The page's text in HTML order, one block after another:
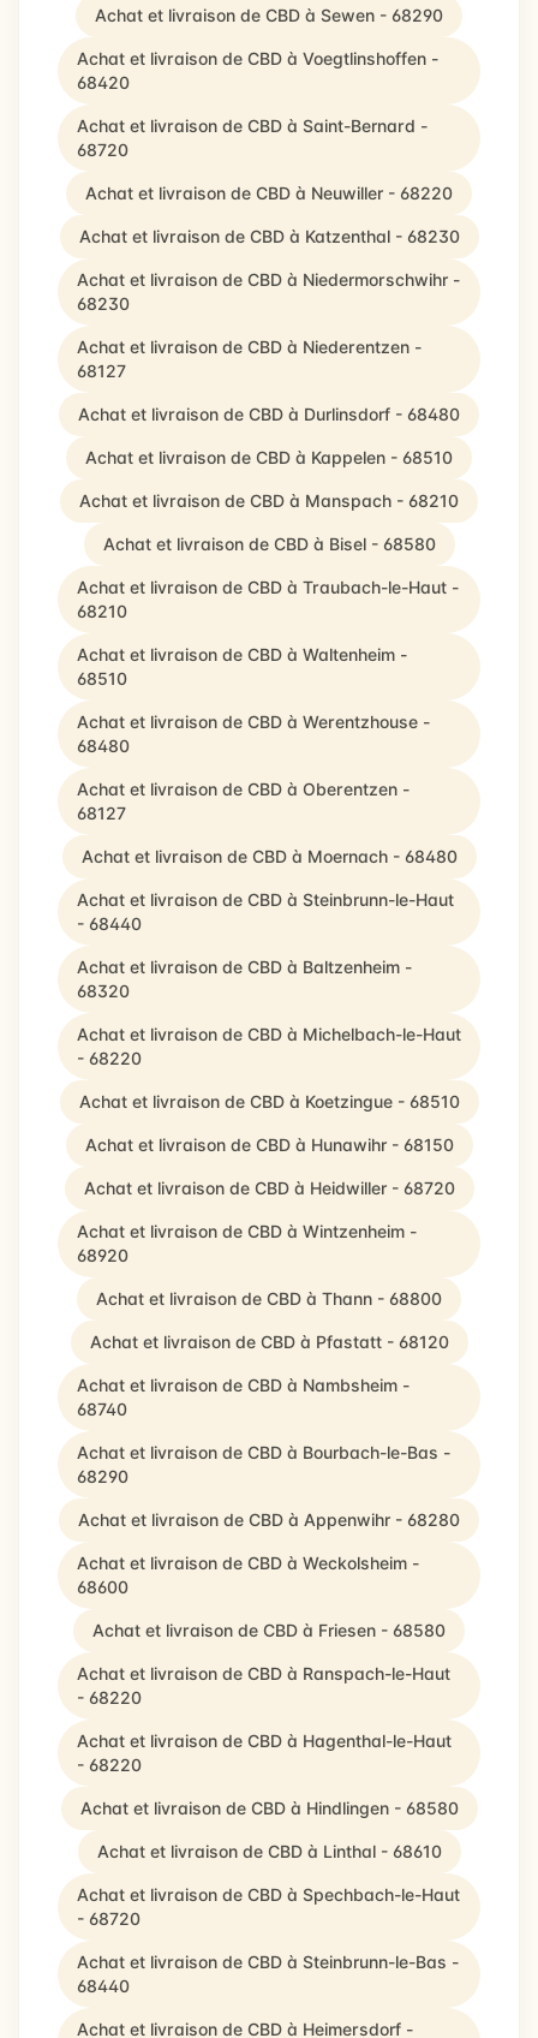
Achat et livraison de CBD à Sewen - 68290
Achat et livraison de CBD à Voegtlinshoffen -
68420
Achat et livraison de CBD à Saint-Bernard -
68720
Achat et livraison de CBD à Neuwiller - 68220
Achat et livraison de CBD à Katzenthal - 68230
Achat et livraison de CBD à Niedermorschwihr -
68230
Achat et livraison de CBD à Niederentzen -
68127
Achat et livraison de CBD à Durlinsdorf - 68480
Achat et livraison de CBD à Kappelen - 68510
Achat et livraison de CBD à Manspach - 68210
Achat et livraison de CBD à Bisel - 68580
Achat et livraison de CBD à Traubach-le-Haut -
68210
Achat et livraison de CBD à Waltenheim -
68510
Achat et livraison de CBD à Werentzhouse -
68480
Achat et livraison de CBD à Oberentzen -
68127
Achat et livraison de CBD à Moernach - 68480
Achat et livraison de CBD à Steinbrunn-le-Haut
- 68440
Achat et livraison de CBD à Baltzenheim -
68320
Achat et livraison de CBD à Michelbach-le-Haut
- 68220
Achat et livraison de CBD à Koetzingue - 68510
Achat et livraison de CBD à Hunawihr - 68150
Achat et livraison de CBD à Heidwiller - 68720
Achat et livraison de CBD à Wintzenheim -
68920
Achat et livraison de CBD à Thann - 68800
Achat et livraison de CBD à Pfastatt - 68120
Achat et livraison de CBD à Nambsheim -
68740
Achat et livraison de CBD à Bourbach-le-Bas -
68290
Achat et livraison de CBD à Appenwihr - 68280
Achat et livraison de CBD à Weckolsheim -
68600
Achat et livraison de CBD à Friesen - 68580
Achat et livraison de CBD à Ranspach-le-Haut
- 68220
Achat et livraison de CBD à Hagenthal-le-Haut
- 68220
Achat et livraison de CBD à Hindlingen - 68580
Achat et livraison de CBD à Linthal - 68610
Achat et livraison de CBD à Spechbach-le-Haut
- 68720
Achat et livraison de CBD à Steinbrunn-le-Bas -
68440
Achat et livraison de CBD à Heimersdorf -